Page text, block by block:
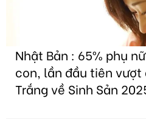
Nhật Bản : 65% phụ
con, lần đầu tiên
Trắng về Sinh Sản